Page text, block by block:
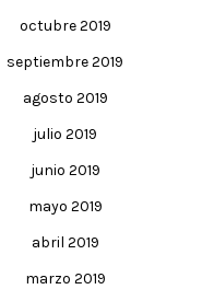
octubre 2019
septiembre 2019
agosto 2019
julio 2019
junio 2019
mayo 2019
abril 2019
marzo 2019